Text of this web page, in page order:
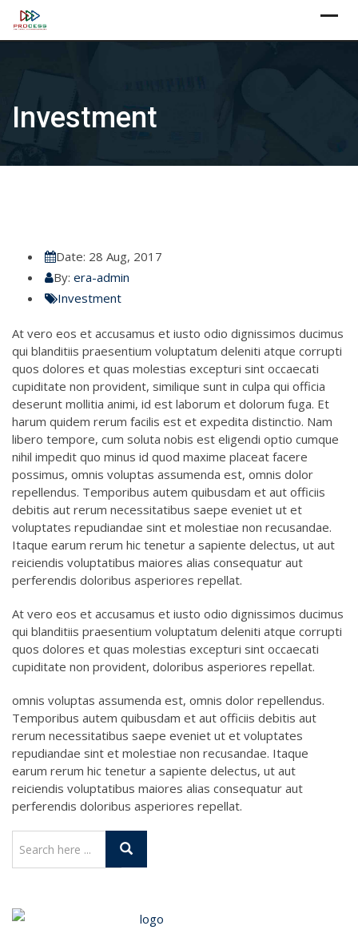
Skip
Investment
Date: 28 Aug, 2017
By: era-admin
Investment
At vero eos et accusamus et iusto odio dignissimos ducimus
qui blanditiis praesentium voluptatum deleniti atque corrupti
quos dolores et quas molestias excepturi sint occaecati
cupiditate non provident, similique sunt in culpa qui officia
deserunt mollitia animi, id est laborum et dolorum fuga. Et
harum quidem rerum facilis est et expedita distinctio. Nam
libero tempore, cum soluta nobis est eligendi optio cumque
nihil impedit quo minus id quod maxime placeat facere
possimus, omnis voluptas assumenda est, omnis dolor
repellendus. Temporibus autem quibusdam et aut officiis
debitis aut rerum necessitatibus saepe eveniet ut et
voluptates repudiandae sint et molestiae non recusandae.
Itaque earum rerum hic tenetur a sapiente delectus, ut aut
reiciendis voluptatibus maiores alias consequatur aut
perferendis doloribus asperiores repellat.
At vero eos et accusamus et iusto odio dignissimos ducimus
qui blanditiis praesentium voluptatum deleniti atque corrupti
quos dolores et quas molestias excepturi sint occaecati
cupiditate non provident, doloribus asperiores repellat.
omnis voluptas assumenda est, omnis dolor repellendus.
Temporibus autem quibusdam et aut officiis debitis aut
rerum necessitatibus saepe eveniet ut et voluptates
repudiandae sint et molestiae non recusandae. Itaque
earum rerum hic tenetur a sapiente delectus, ut aut
reiciendis voluptatibus maiores alias consequatur aut
perferendis doloribus asperiores repellat.